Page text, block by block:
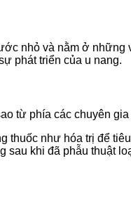
nhỏ và nằm ở
phát triển của u nang.
từ phía các chuyên gia
như hóa trị để
sau khi đã phẫu thuật